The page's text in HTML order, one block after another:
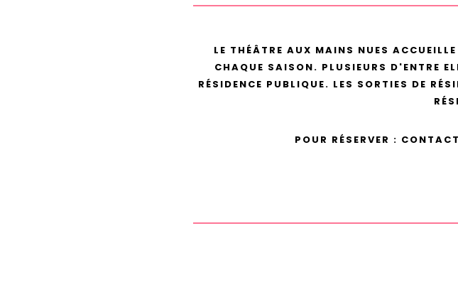
LE THÉÂTRE AUX MAINS NUES
CHAQUE SAISON. PLUSIEURS D'ENTRE
RÉSIDENCE PUBLIQUE. LES SORTIES DE
POUR RÉSERVER :